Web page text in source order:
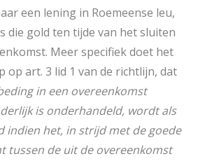
een lening in Roemeense leu,
die gold ten tijde van het sluiten
Meer specifiek doet het
op art. 3 lid 1 van de richtlijn, dat
in een overeenkomst
is onderhandeld, wordt als
indien het, in strijd met de goede
tussen de uit de overeenkomst